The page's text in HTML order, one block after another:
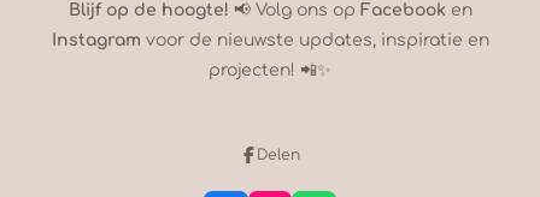
Blijf op de hoogte! 📢 Volg ons op Facebook en
Instagram voor de nieuwste updates, inspiratie en
projecten! 📲✨
Delen